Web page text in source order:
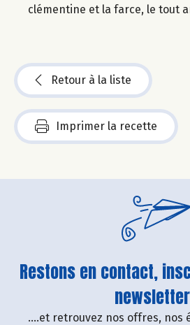
clémentine et la farce, le tout
Retour à la liste
Imprimer la recette
Restons en contact,
....et retrouvez nos offres, nos